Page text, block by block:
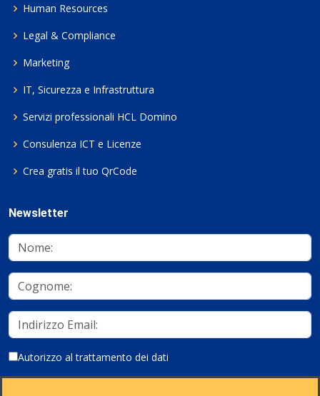
Human Resources
Legal & Compliance
Marketing
IT, Sicurezza e Infrastruttura
Servizi professionali HCL Domino
Consulenza ICT e Licenze
Crea gratis il tuo QrCode
Newsletter
Autorizzo al trattamento dei dati